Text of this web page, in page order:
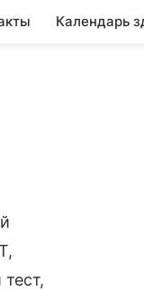
Календарь